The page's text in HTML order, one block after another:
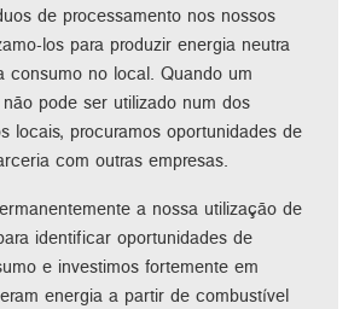
de processamento nos nossos
los para produzir energia neutra
consumo no local. Quando um
pode ser utilizado num dos
locais, procuramos oportunidades de
com outras empresas.
a nossa utilização de
identificar oportunidades de
e investimos fortemente em
energia a partir de combustível